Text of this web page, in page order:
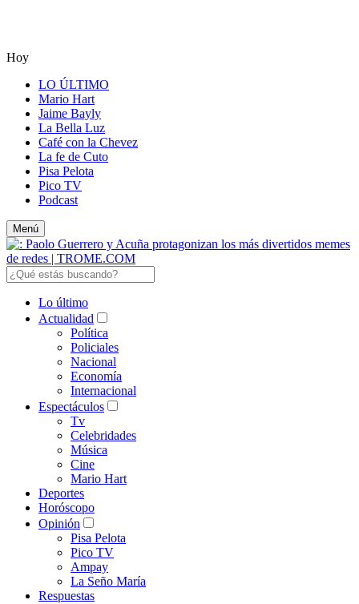
Hoy
LO ÚLTIMO
Mario Hart
Jaime Bayly
La Bella Luz
Café con la Chevez
La fe de Cuto
Pisa Pelota
Pico TV
Podcast
Menú
Lo último
Actualidad
Política
Policiales
Nacional
Economía
Internacional
Espectáculos
Tv
Celebridades
Música
Cine
Mario Hart
Deportes
Horóscopo
Opinión
Pisa Pelota
Pico TV
Ampay
La Seño María
Respuestas